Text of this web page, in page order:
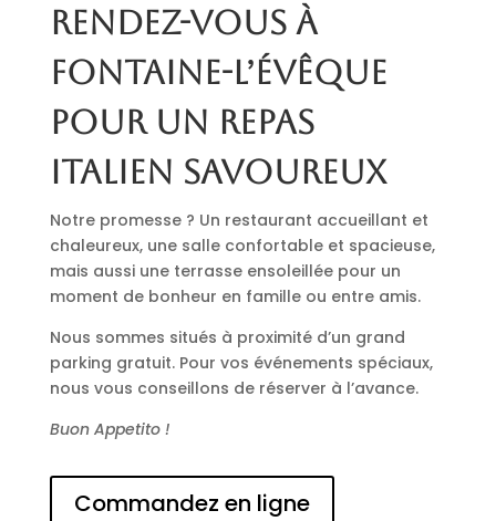
Rendez-vous à
Fontaine-l’Évêque
pour un repas
italien savoureux
Notre promesse ? Un restaurant accueillant et
chaleureux, une salle confortable et spacieuse,
mais aussi une terrasse ensoleillée pour un
moment de bonheur en famille ou entre amis.
Nous sommes situés à proximité d’un grand
parking gratuit. Pour vos événements spéciaux,
nous vous conseillons de réserver à l’avance.
Buon Appetito !
Commandez en ligne